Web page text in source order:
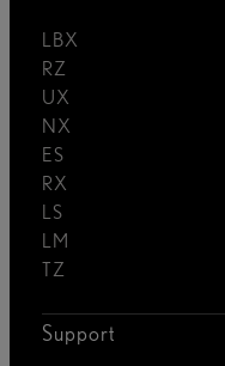
LBX
RZ
UX
NX
ES
RX
LS
LM
TZ
Support